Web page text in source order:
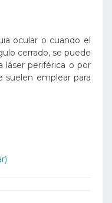
ocular o cuando el
cerrado, se puede
láser periférica o por
suelen emplear para